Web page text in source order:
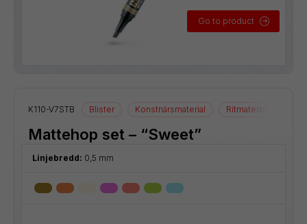
Go to product
K110-V7STB Blister Konstnärsmaterial Ritmaterial
Mattehop set – “Sweet”
Linjebredd: 0,5 mm